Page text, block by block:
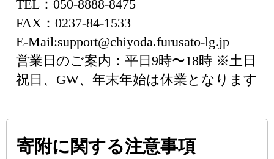
TEL：050-8888-8475
FAX：0237-84-1533
E-Mail:support@chiyoda.furusato-lg.jp
営業日のご案内：平日9時〜18時 ※土日
祝日、GW、年末年始は休業となります
寄附に関する注意事項